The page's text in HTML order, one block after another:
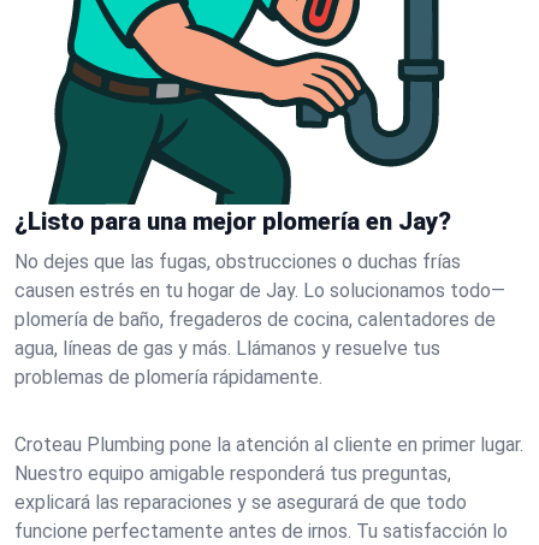
¿Listo para una mejor plomería en Jay?
No dejes que las fugas, obstrucciones o duchas frías
causen estrés en tu hogar de Jay. Lo solucionamos todo—
plomería de baño, fregaderos de cocina, calentadores de
agua, líneas de gas y más. Llámanos y resuelve tus
problemas de plomería rápidamente.
Croteau Plumbing pone la atención al cliente en primer lugar.
Nuestro equipo amigable responderá tus preguntas,
explicará las reparaciones y se asegurará de que todo
funcione perfectamente antes de irnos. Tu satisfacción lo